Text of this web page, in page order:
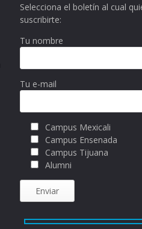
Selecciona el boletín al cual
suscribirte:
Tu nombre
Tu e-mail
Campus Mexicali
Campus Ensenada
Campus Tijuana
Alumni